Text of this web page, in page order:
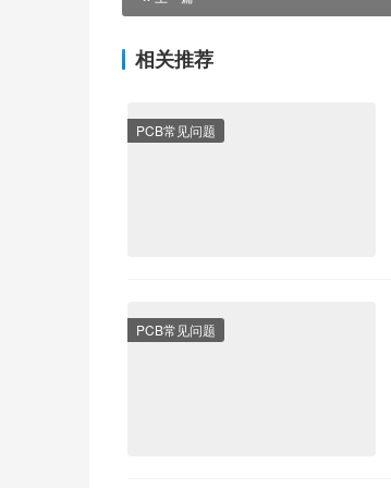
相关推荐
PCB常见问题
PCB常见问题